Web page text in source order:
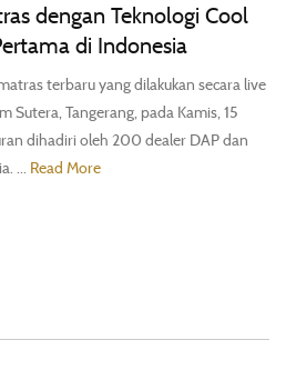
dengan Teknologi Cool
di Indonesia
terbaru yang dilakukan secara live
Sutera, Tangerang, pada Kamis, 15
dihadiri oleh 200 dealer DAP dan
... Read More